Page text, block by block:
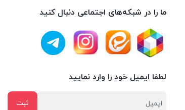
ما را در شبکه‌های اجتماعی دنبال کنید
لطفا ایمیل خود را وارد نمایید